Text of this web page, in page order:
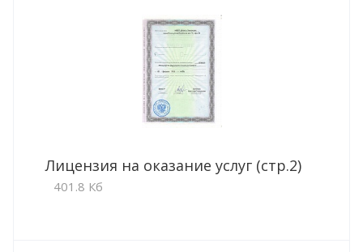
Лицензия на оказание услуг (стр.2)
401.8 Кб